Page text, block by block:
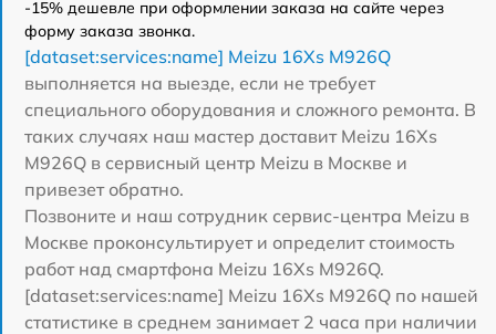
-15% дешевле при оформлении заказа на сайте через
форму заказа звонка.
[dataset:services:name] Meizu 16Xs M926Q
выполняется на выезде, если не требует
специального оборудования и сложного ремонта. В
таких случаях наш мастер доставит Meizu 16Xs
M926Q в сервисный центр Meizu в Москве и
привезет обратно.
Позвоните и наш сотрудник сервис-центра Meizu в
Москве проконсультирует и определит стоимость
работ над смартфона Meizu 16Xs M926Q.
[dataset:services:name] Meizu 16Xs M926Q по нашей
статистике в среднем занимает 2 часа при наличии